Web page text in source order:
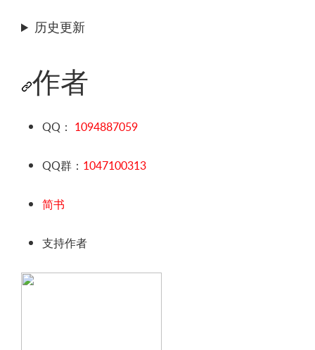
历史更新
作者
QQ： 1094887059
QQ群： 1047100313
简书
支持作者